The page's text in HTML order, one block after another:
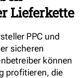
Lieferkette
PPC und
sicheren
können
profitieren, die